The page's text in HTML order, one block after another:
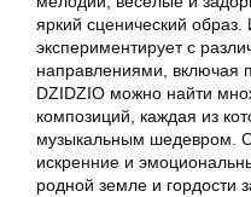
яркий сценический образ.
экспериментирует с
направлениями, включая
DZIDZIO можно найти
композиций, каждая из
музыкальным шедевром.
искренние и
родной земле и гордости